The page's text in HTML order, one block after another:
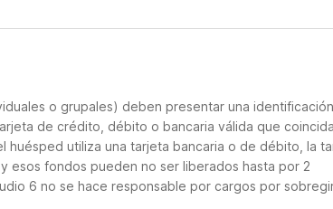
o grupales) deben presentar una identificación
de crédito, débito o bancaria válida que
huésped utiliza una tarjeta bancaria o de débito, la
esos fondos pueden no ser liberados hasta por 2
6 no se hace responsable por cargos por